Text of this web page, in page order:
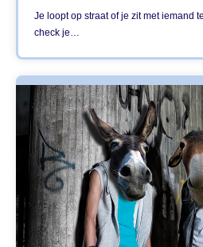
Je loopt op straat of je zit met iemand
check je…